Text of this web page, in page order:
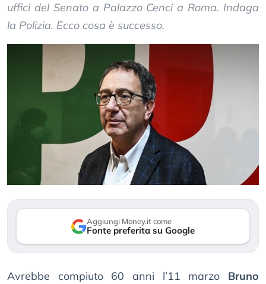
uffici del Senato a Palazzo Cenci a Roma. Indaga
la Polizia. Ecco cosa è successo.
Aggiungi Money.it come
Fonte preferita su Google
Avrebbe compiuto 60 anni l’11 marzo Bruno